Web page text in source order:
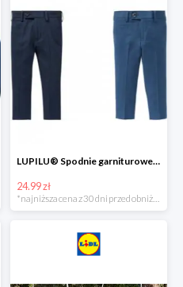
LUPILU® Spodnie garniturowe chłopięce
24.99 zł
*najniższa cena z 30 dni przed obniżką